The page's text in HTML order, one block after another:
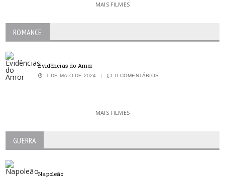
MAIS FILMES
ROMANCE
Evidências do Amor
1 DE MAIO DE 2024 0 COMENTÁRIOS
MAIS FILMES
GUERRA
Napoleão